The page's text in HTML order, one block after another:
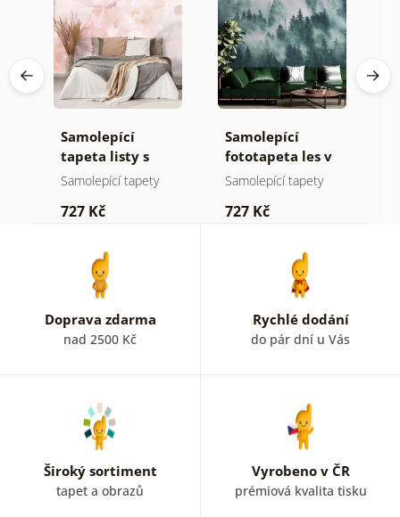
Samolepící
tapeta listy s
pastelovým
Samolepící tapety
727 Kč
Samolepící
fototapeta les v
mlze
Samolepící tapety
727 Kč
Doprava zdarma
nad 2500 Kč
Rychlé dodání
do pár dní u Vás
Široký sortiment
tapet a obrazů
Vyrobeno v ČR
prémiová kvalita tisku